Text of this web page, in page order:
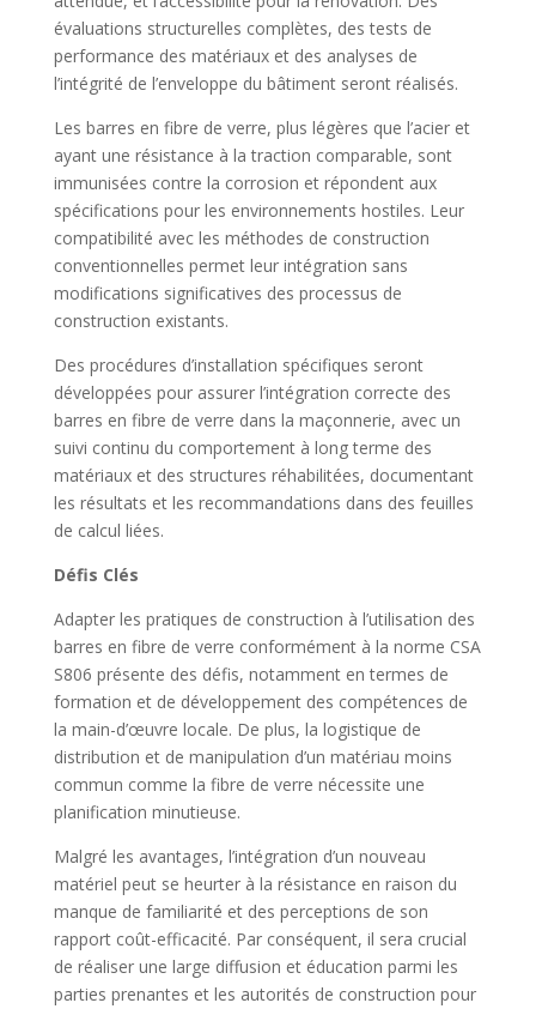
évaluations structurelles complètes, des tests de
performance des matériaux et des analyses de
l’intégrité de l’enveloppe du bâtiment seront réalisés.
Les barres en fibre de verre, plus légères que l’acier et
ayant une résistance à la traction comparable, sont
immunisées contre la corrosion et répondent aux
spécifications pour les environnements hostiles. Leur
compatibilité avec les méthodes de construction
conventionnelles permet leur intégration sans
modifications significatives des processus de
construction existants.
Des procédures d’installation spécifiques seront
développées pour assurer l’intégration correcte des
barres en fibre de verre dans la maçonnerie, avec un
suivi continu du comportement à long terme des
matériaux et des structures réhabilitées, documentant
les résultats et les recommandations dans des feuilles
de calcul liées.
Défis Clés
Adapter les pratiques de construction à l’utilisation des
barres en fibre de verre conformément à la norme CSA
S806 présente des défis, notamment en termes de
formation et de développement des compétences de
la main-d’œuvre locale. De plus, la logistique de
distribution et de manipulation d’un matériau moins
commun comme la fibre de verre nécessite une
planification minutieuse.
Malgré les avantages, l’intégration d’un nouveau
matériel peut se heurter à la résistance en raison du
manque de familiarité et des perceptions de son
rapport coût-efficacité. Par conséquent, il sera crucial
de réaliser une large diffusion et éducation parmi les
parties prenantes et les autorités de construction pour